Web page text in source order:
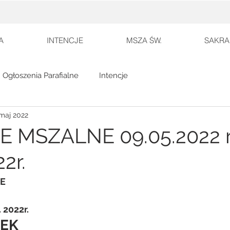
INTENCJE MSZA ŚW.
Ogłoszenia Parafialne Intencje
MSZALNE 09.05.2022
2022
2022r.